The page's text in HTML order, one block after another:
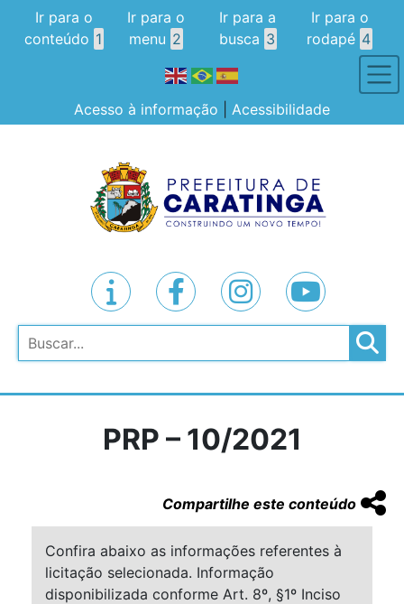
Ir para o
conteúdo 1
Ir para o
menu 2
Ir para a
busca 3
Ir para o
rodapé 4
Acesso à informação Acessibilidade
Pesquisar
PRP – 10/2021
Compartilhe este conteúdo
Confira abaixo as informações referentes à
licitação selecionada. Informação
disponibilizada conforme Art. 8º, §1º Inciso